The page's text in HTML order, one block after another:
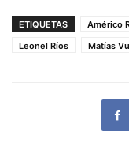
ETIQUETAS Américo
Leonel Ríos
Matías